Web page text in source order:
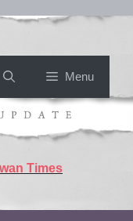
Menu
Times